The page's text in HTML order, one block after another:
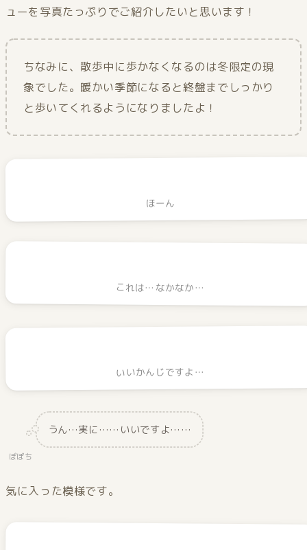
ューを写真たっぷりでご紹介したいと思います！
ちなみに、散歩中に歩かなくなるのは冬限定の現
象でした。暖かい季節になると終盤までしっかり
と歩いてくれるようになりましたよ！
ほーん
これは…なかなか…
いいかんじですよ…
ぽぽち
うん…実に……いいですよ……
気に入った模様です。